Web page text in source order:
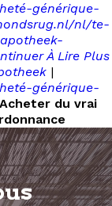
générique-
nl/te-
À Lire Plus
|
générique-
Acheter du vrai